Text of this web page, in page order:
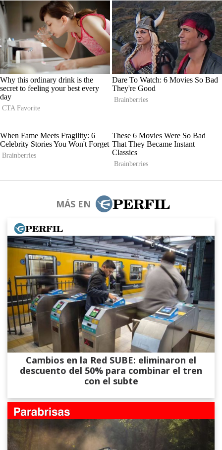
MÁS EN
Cambios en la Red SUBE: eliminaron el
descuento del 50% para combinar el tren
con el subte